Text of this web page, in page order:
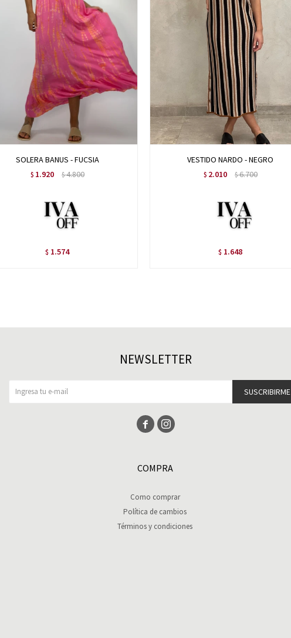
SOLERA BANUS - FUCSIA
$ 1.920 $4.800
$ 1.574
VESTIDO NARDO - NEGRO
$ 2.010 $6.700
$ 1.648
COMPRA
Como comprar
Política de cambios
Términos y condiciones
NEWSLETTER
SUSCRIBIRME
 